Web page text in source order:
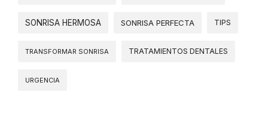
SONRISA HERMOSA SONRISA PERFECTA TIPS
TRANSFORMAR SONRISA TRATAMIENTOS DENTALES
URGENCIA